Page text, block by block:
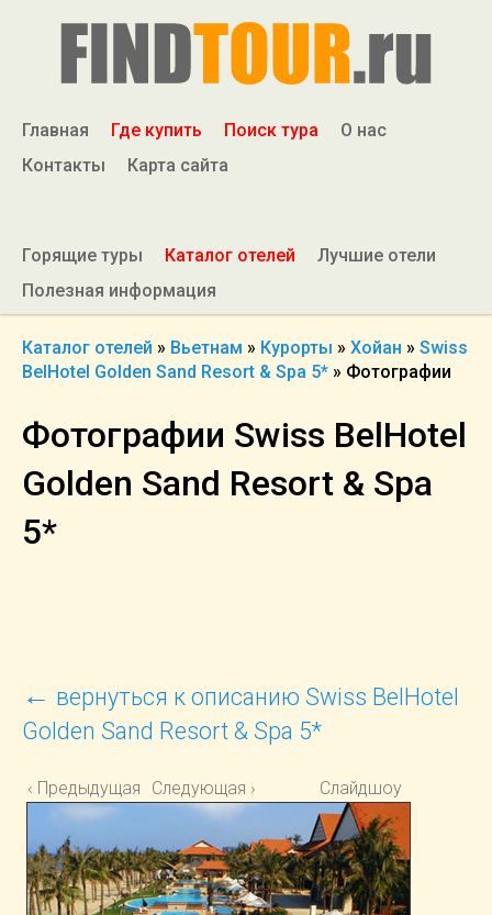
Главная Где купить Поиск тура
О нас
Контакты
Карта сайта
Горящие туры Каталог отелей
Лучшие отели
Полезная информация
Каталог отелей » Вьетнам » Курорты » Хойан » Swiss
BelHotel Golden Sand Resort & Spa 5* » Фотографии
Фотографии Swiss BelHotel
Golden Sand Resort & Spa
5*
← вернуться к описанию Swiss BelHotel
Golden Sand Resort & Spa 5*
‹ Предыдущая Следующая › Слайдшоу